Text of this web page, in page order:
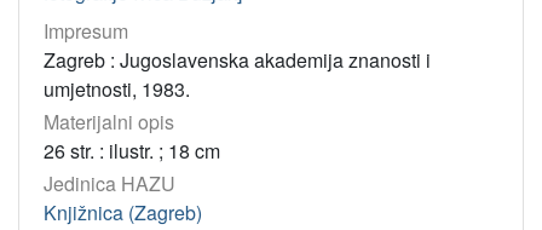
Impresum
Zagreb : Jugoslavenska akademija znanosti i
umjetnosti, 1983.
Materijalni opis
26 str. : ilustr. ; 18 cm
Jedinica HAZU
Knjižnica (Zagreb)